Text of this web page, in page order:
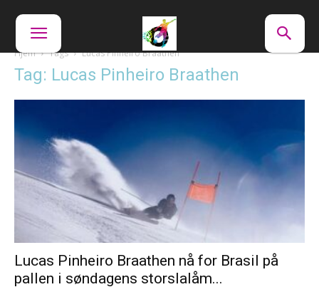
Hjem Tags Lucas Pinheiro Braathen
Tag: Lucas Pinheiro Braathen
Lucas Pinheiro Braathen nå for Brasil på
pallen i søndagens storslalåm...